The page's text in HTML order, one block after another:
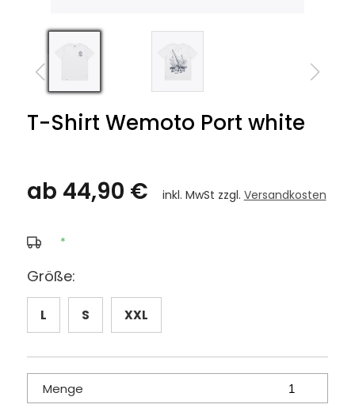
T-Shirt Wemoto Port white
ab 44,90 € inkl. MwSt zzgl. Versandkosten
*
Größe:
L S XXL
Menge